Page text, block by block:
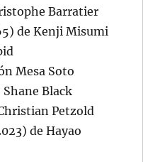
Barratier
de Kenji Misumi
Mesa Soto
Shane Black
Petzold
de Hayao